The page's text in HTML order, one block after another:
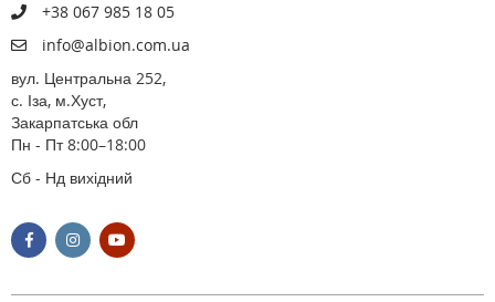
+38 067 985 18 05
info@albion.com.ua
вул. Центральна 252,
с. Іза, м.Хуст,
Закарпатська обл
Пн - Пт 8:00–18:00
Сб - Нд вихідний